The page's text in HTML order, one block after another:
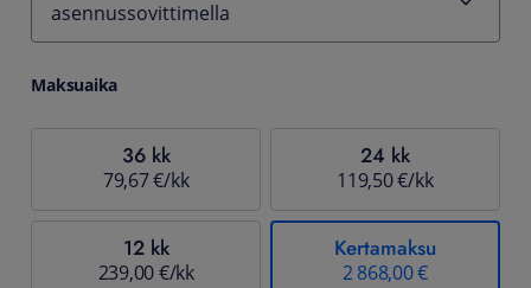
asennussovittimella
Maksuaika
36 kk
79,67 €/kk
24 kk
119,50 €/kk
12 kk
239,00 €/kk
Kertamaksu
2 868,00 €